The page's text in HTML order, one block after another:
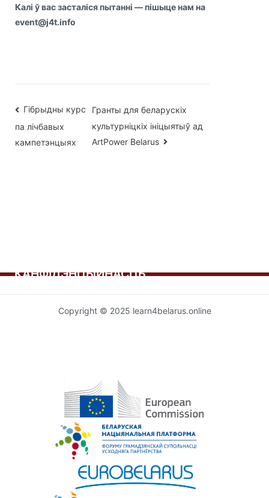
Калі ў вас засталіся пытанні — пішыце нам на
event@j4t.info
Навігацыя
па
Гібрыдны курс
па лічбавых
кампетэнцыях
Гранты для беларускіх
культурніцкіх ініцыятыў ад
ArtPower Belarus
КАНФІДЭНЦЫЙНАСЦЬ
Copyright © 2025 learn4belarus.online